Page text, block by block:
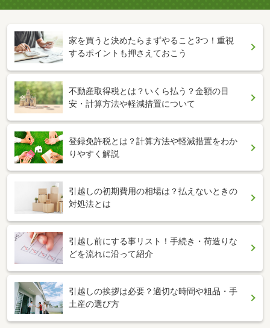
家を買うと決めたらまずやること3つ！重視
するポイントも押さえておこう
不動産取得税とは？いくら払う？金額の目
安・計算方法や軽減措置について
登録免許税とは？計算方法や軽減措置をわか
りやすく解説
引越しの初期費用の相場は？払えないときの
対処法とは
引越し前にする事リスト！手続き・荷造りな
どを流れに沿って紹介
引越しの挨拶は必要？適切な時間や粗品・手
土産の選び方